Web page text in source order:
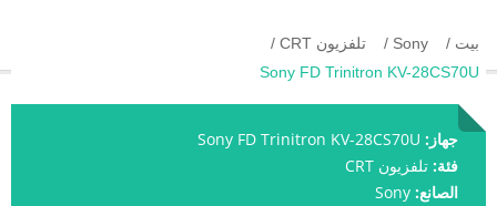
بيت Sony
تلفزيون CRT
Sony FD Trinitron KV-28CS70U
جهاز:
فئة: تلفزيون CRT
الصانع: Sony